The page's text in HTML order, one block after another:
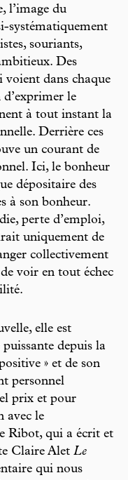
l’image du
systématiquement
souriants,
Des
voient dans chaque
d’exprimer le
à tout instant la
Derrière ces
un courant de
Ici, le bonheur
dépositaire des
à son bonheur.
perte d’emploi,
uniquement de
collectivement
de voir en tout échec
elle est
depuis la
» et de son
personnel
prix et pour
avec le
Ribot, qui a écrit et
Claire Alet Le
qui nous